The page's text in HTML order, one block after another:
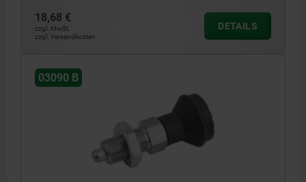
18,68 €
zzgl. MwSt.
zzgl. Versandkosten
DETAILS
03090 B